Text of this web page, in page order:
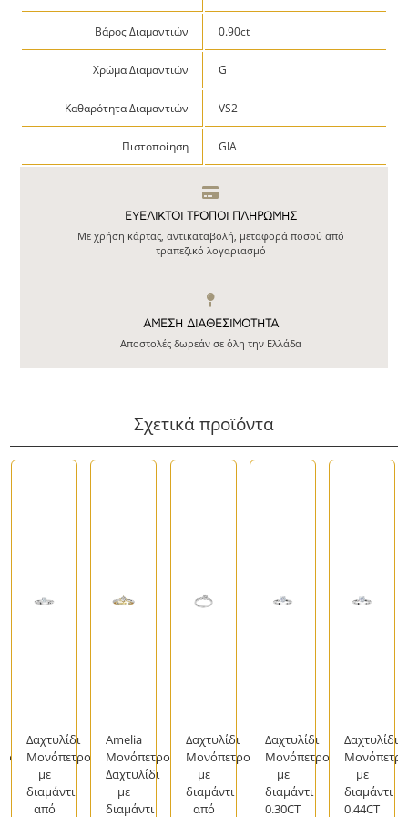
Βάρος Διαμαντιών 0.90ct
Χρώμα Διαμαντιών G
Καθαρότητα Διαμαντιών VS2
Πιστοποίηση GIA
ΕΥΕΛΙΚΤΟΙ ΤΡΟΠΟΙ ΠΛΗΡΩΜΗΣ
Με χρήση κάρτας, αντικαταβολή, μεταφορά ποσού από
τραπεζικό λογαριασμό
ΆΜΕΣΗ ΔΙΑΘΕΣΙΜΌΤΗΤΑ
Αποστολές δωρεάν σε όλη την Ελλάδα
Σχετικά προϊόντα
Δαχτυλίδι
Μονόπετρο
με
διαμάντι
από
Amelia
Μονόπετρο
Δαχτυλίδι
με
διαμάντι
Δαχτυλίδι
Μονόπετρο
με
διαμάντι
από
Δαχτυλίδι
Μονόπετρο
με
διαμάντι
0.30CT
Δαχτυλίδι
Μονόπετρο
με
διαμάντι
0.44CT